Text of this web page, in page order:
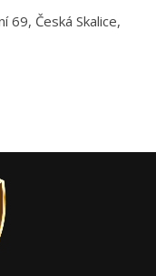
69, Česká Skalice,